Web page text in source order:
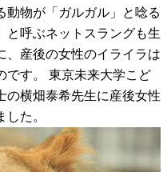
動物が「ガルガル」と唸る
と呼ぶネットスラングも生
、産後の女性のイライラは
です。 東京未来大学こど
の横畑泰希先生に産後女性
た。